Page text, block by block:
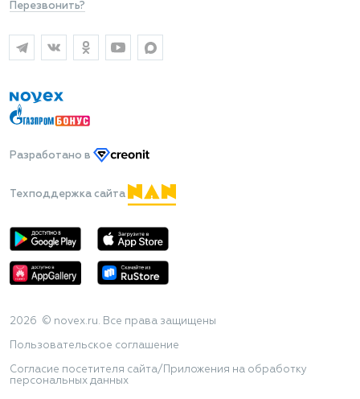
Перезвонить?
Разработано в
Техподдержка сайта
2026 © novex.ru. Все права защищены
Пользовательское соглашение
Согласие посетителя сайта/Приложения на обработку
персональных данных